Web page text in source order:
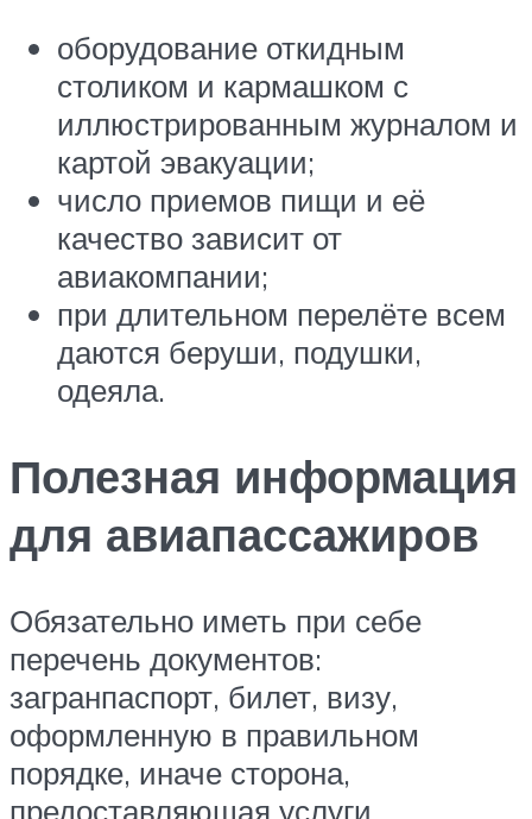
оборудование откидным
столиком и кармашком с
иллюстрированным журналом и
картой эвакуации;
число приемов пищи и её
качество зависит от
авиакомпании;
при длительном перелёте всем
даются беруши, подушки,
одеяла.
Полезная информация
для авиапассажиров
Обязательно иметь при себе
перечень документов:
загранпаспорт, билет, визу,
оформленную в правильном
порядке, иначе сторона,
предоставляющая услуги